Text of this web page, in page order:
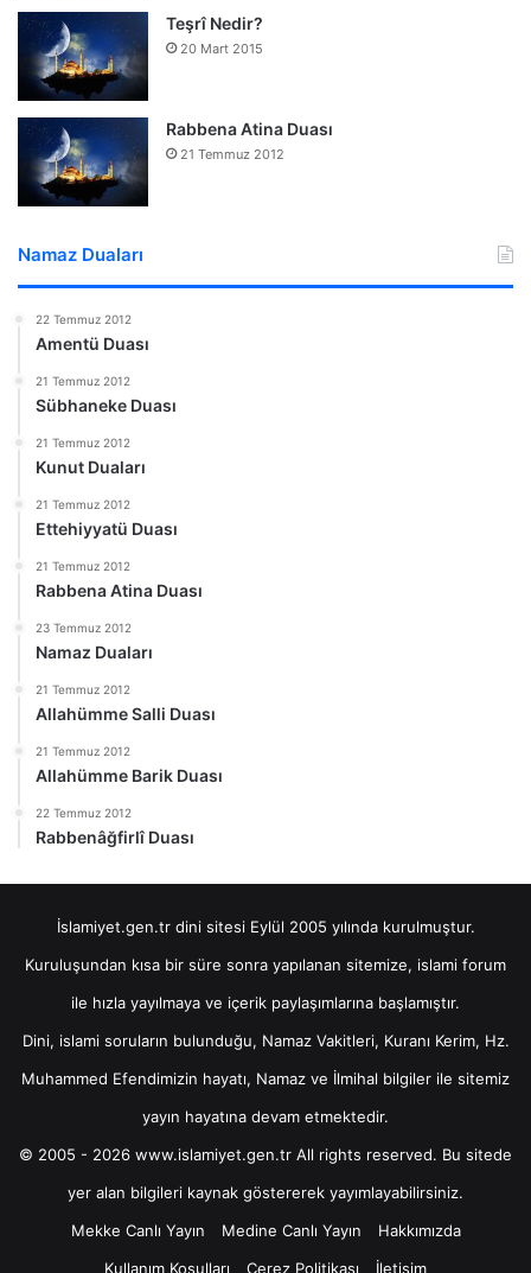
Teşrî Nedir?
20 Mart 2015
Rabbena Atina Duası
21 Temmuz 2012
Namaz Duaları
22 Temmuz 2012
Amentü Duası
21 Temmuz 2012
Sübhaneke Duası
21 Temmuz 2012
Kunut Duaları
21 Temmuz 2012
Ettehiyyatü Duası
21 Temmuz 2012
Rabbena Atina Duası
23 Temmuz 2012
Namaz Duaları
21 Temmuz 2012
Allahümme Salli Duası
21 Temmuz 2012
Allahümme Barik Duası
22 Temmuz 2012
Rabbenâğfirlî Duası
İslamiyet.gen.tr dini sitesi Eylül 2005 yılında kurulmuştur.
Kuruluşundan kısa bir süre sonra yapılanan sitemize, islami forum
ile hızla yayılmaya ve içerik paylaşımlarına başlamıştır.
Dini, islami soruların bulunduğu, Namaz Vakitleri, Kuranı Kerim, Hz.
Muhammed Efendimizin hayatı, Namaz ve İlmihal bilgiler ile sitemiz
yayın hayatına devam etmektedir.
© 2005 - 2026 www.islamiyet.gen.tr All rights reserved. Bu sitede
yer alan bilgileri kaynak göstererek yayımlayabilirsiniz.
Mekke Canlı Yayın
Medine Canlı Yayın
Hakkımızda
Kullanım Koşulları
Çerez Politikası İletişim